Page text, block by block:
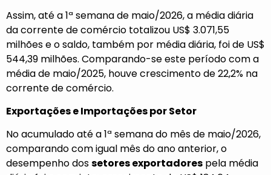
Assim, até a 1ª semana de maio/2026, a média diária
da corrente de comércio totalizou US$ 3.071,55
milhões e o saldo, também por média diária, foi de US$
544,39 milhões. Comparando-se este período com a
média de maio/2025, houve crescimento de 22,2% na
corrente de comércio.
Exportações e Importações por Setor
No acumulado até a 1ª semana do mês de maio/2026,
comparando com igual mês do ano anterior, o
desempenho dossetores exportadores pela média